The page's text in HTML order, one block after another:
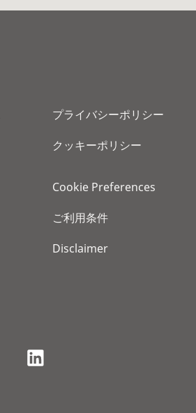
プライバシーポリシー
クッキーポリシー
Cookie Preferences
ご利用条件
Disclaimer